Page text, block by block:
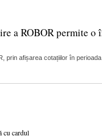
a ROBOR permite
prin afișarea cotațiilor în
cu cardul